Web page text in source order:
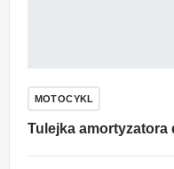
MOTOCYKL
Tulejka